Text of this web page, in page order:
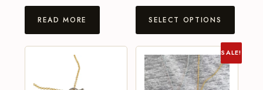
READ MORE SELECT OPTIONS
SALE!